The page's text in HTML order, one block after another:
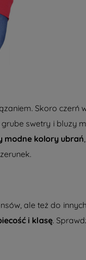
Skoro czerń
swetry i bluzy
modne kolory ubrań
ale też do
i klasę.